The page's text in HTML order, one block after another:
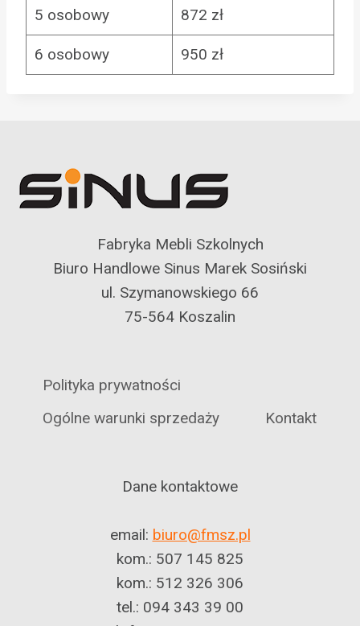
5 osobowy 872 zł
6 osobowy 950 zł
Fabryka Mebli Szkolnych
Biuro Handlowe Sinus Marek Sosiński
ul. Szymanowskiego 66
75-564 Koszalin
Polityka prywatności
Ogólne warunki sprzedaży
Kontakt
Dane kontaktowe
email: biuro@fmsz.pl
kom.: 507 145 825
kom.: 512 326 306
tel.: 094 343 39 00